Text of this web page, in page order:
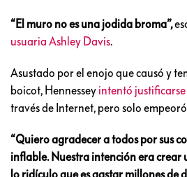
“El muro no es una jodida broma”,
usuaria Ashley Davis.
Asustado por el enojo que causó y
boicot, Hennessey intentó
través de Internet, pero solo empeoró
“Quiero agradecer a todos por sus
inflable. Nuestra intención era
lo ridículo que es gastar millones de